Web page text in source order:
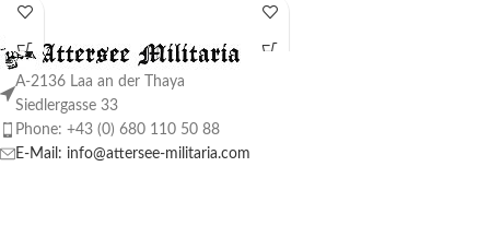
A-2136 Laa an der Thaya
Siedlergasse 33
Phone: +43 (0) 680 110 50 88
E-Mail: info@attersee-militaria.com